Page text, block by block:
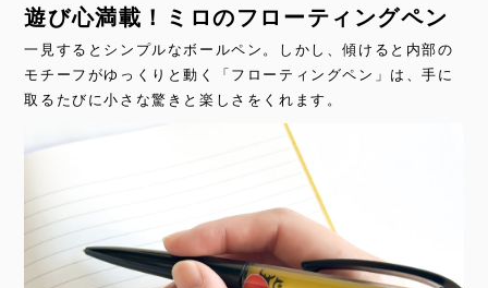
遊び心満載！ミロのフローティングペン
一見するとシンプルなボールペン。しかし、傾けると内部の
モチーフがゆっくりと動く「フローティングペン」は、手に
取るたびに小さな驚きと楽しさをくれます。